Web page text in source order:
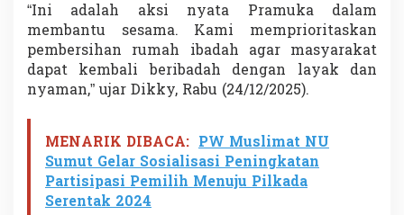
n
a
d
i
L
“Ini adalah aksi nyata Pramuka dalam
membantu sesama. Kami memprioritaskan
pembersihan rumah ibadah agar masyarakat
dapat kembali beribadah dengan layak dan
nyaman,” ujar Dikky, Rabu (24/12/2025).
MENARIK DIBACA: PW Muslimat NU
Sumut Gelar Sosialisasi Peningkatan
Partisipasi Pemilih Menuju Pilkada
Serentak 2024